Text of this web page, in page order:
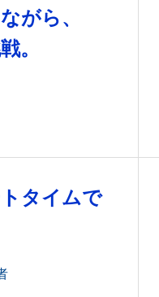
がら、
。
タイムで